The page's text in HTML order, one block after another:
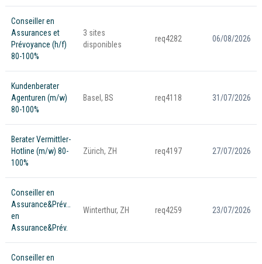
Conseiller en
Assurances et
Prévoyance (h/f)
80-100%
3 sites
disponibles
req4282 06/08/2026
Kundenberater
Agenturen (m/w)
80-100%
Basel, BS req4118 31/07/2026
Berater Vermittler-
Hotline (m/w) 80-
100%
Zürich, ZH req4197 27/07/2026
Conseiller en
Assurance&Prév./Conseiller
en
Assurance&Prév.
Winterthur, ZH req4259 23/07/2026
Conseiller en